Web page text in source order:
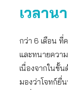
เวลาน
กว่า 6 เดือน ที่
และทนายควา
เนื่องจากในขั้น
มองว่าโจทก์ยื่